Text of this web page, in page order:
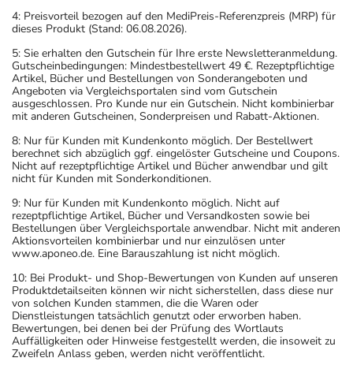
4: Preisvorteil bezogen auf den MediPreis-Referenzpreis (MRP) für
dieses Produkt (Stand: 06.08.2026).
5: Sie erhalten den Gutschein für Ihre erste Newsletteranmeldung.
Gutscheinbedingungen: Mindestbestellwert 49 €. Rezeptpflichtige
Artikel, Bücher und Bestellungen von Sonderangeboten und
Angeboten via Vergleichsportalen sind vom Gutschein
ausgeschlossen. Pro Kunde nur ein Gutschein. Nicht kombinierbar
mit anderen Gutscheinen, Sonderpreisen und Rabatt-Aktionen.
8: Nur für Kunden mit Kundenkonto möglich. Der Bestellwert
berechnet sich abzüglich ggf. eingelöster Gutscheine und Coupons.
Nicht auf rezeptpflichtige Artikel und Bücher anwendbar und gilt
nicht für Kunden mit Sonderkonditionen.
9: Nur für Kunden mit Kundenkonto möglich. Nicht auf
rezeptpflichtige Artikel, Bücher und Versandkosten sowie bei
Bestellungen über Vergleichsportale anwendbar. Nicht mit anderen
Aktionsvorteilen kombinierbar und nur einzulösen unter
www.aponeo.de. Eine Barauszahlung ist nicht möglich.
10: Bei Produkt- und Shop-Bewertungen von Kunden auf unseren
Produktdetailseiten können wir nicht sicherstellen, dass diese nur
von solchen Kunden stammen, die die Waren oder
Dienstleistungen tatsächlich genutzt oder erworben haben.
Bewertungen, bei denen bei der Prüfung des Wortlauts
Auffälligkeiten oder Hinweise festgestellt werden, die insoweit zu
Zweifeln Anlass geben, werden nicht veröffentlicht.